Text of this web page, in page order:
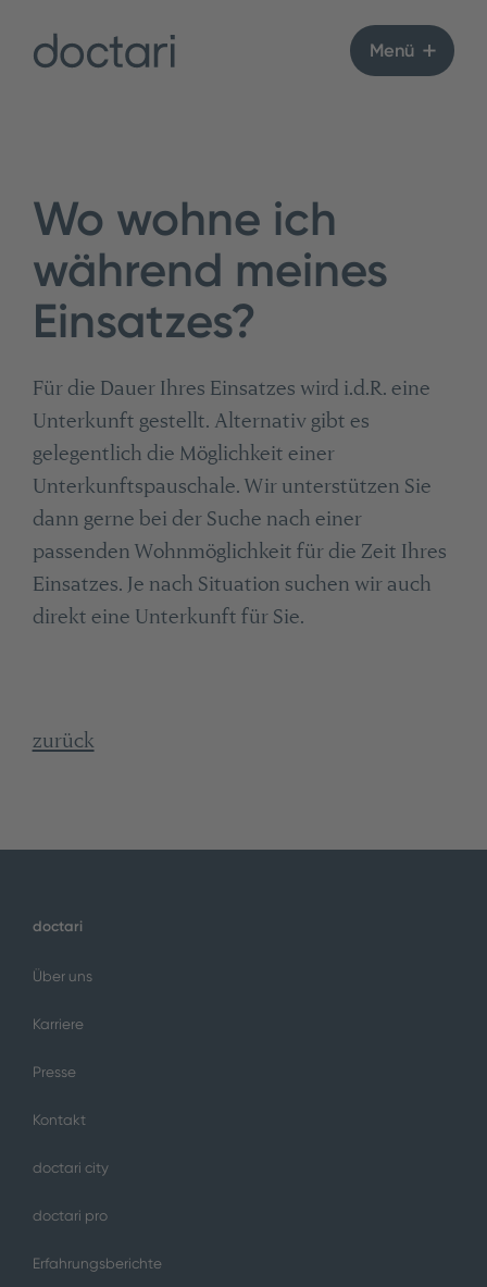
Menü
Wo wohne ich
während meines
Einsatzes?
Für die Dauer Ihres Einsatzes wird i.d.R. eine
Unterkunft gestellt. Alternativ gibt es
gelegentlich die Möglichkeit einer
Unterkunftspauschale. Wir unterstützen Sie
dann gerne bei der Suche nach einer
passenden Wohnmöglichkeit für die Zeit Ihres
Einsatzes. Je nach Situation suchen wir auch
direkt eine Unterkunft für Sie.
zurück
doctari
Über uns
Karriere
Presse
Kontakt
doctari city
doctari pro
Erfahrungsberichte